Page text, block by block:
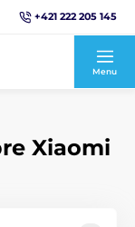
+421 222 205 145
Menu
Xiaomi